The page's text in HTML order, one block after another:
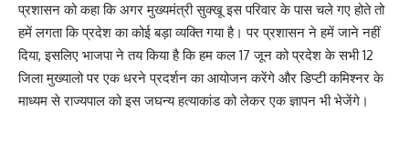
प्रशासन को कहा कि अगर मुख्यमंत्री सुक्खू इस परिवार के पास चले गए होते तो
हमें लगता कि प्रदेश का कोई बड़ा व्यक्ति गया है। पर प्रशासन ने हमें जाने नहीं
दिया, इसलिए भाजपा ने तय किया है कि हम कल 17 जून को प्रदेश के सभी 12
जिला मुख्यालो पर एक धरने प्रदर्शन का आयोजन करेंगे और डिप्टी कमिश्नर के
माध्यम से राज्यपाल को इस जघन्य हत्याकांड को लेकर एक ज्ञापन भी भेजेंगे।